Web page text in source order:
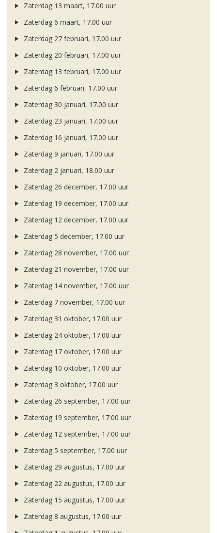
Zaterdag 13 maart, 17.00 uur
Zaterdag 6 maart, 17.00 uur
Zaterdag 27 februari, 17.00 uur
Zaterdag 20 februari, 17.00 uur
Zaterdag 13 februari, 17.00 uur
Zaterdag 6 februari, 17.00 uur
Zaterdag 30 januari, 17.00 uur
Zaterdag 23 januari, 17.00 uur
Zaterdag 16 januari, 17.00 uur
Zaterdag 9 januari, 17.00 uur
Zaterdag 2 januari, 18.00 uur
Zaterdag 26 december, 17.00 uur
Zaterdag 19 december, 17.00 uur
Zaterdag 12 december, 17.00 uur
Zaterdag 5 december, 17.00 uur
Zaterdag 28 november, 17.00 uur
Zaterdag 21 november, 17.00 uur
Zaterdag 14 november, 17.00 uur
Zaterdag 7 november, 17.00 uur
Zaterdag 31 oktober, 17.00 uur
Zaterdag 24 oktober, 17.00 uur
Zaterdag 17 oktober, 17.00 uur
Zaterdag 10 oktober, 17.00 uur
Zaterdag 3 oktober, 17.00 uur
Zaterdag 26 september, 17.00 uur
Zaterdag 19 september, 17.00 uur
Zaterdag 12 september, 17.00 uur
Zaterdag 5 september, 17.00 uur
Zaterdag 29 augustus, 17.00 uur
Zaterdag 22 augustus, 17.00 uur
Zaterdag 15 augustus, 17.00 uur
Zaterdag 8 augustus, 17.00 uur